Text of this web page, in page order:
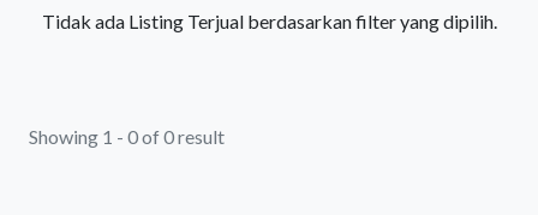
Tidak ada Listing Terjual berdasarkan filter yang dipilih.
Showing 1 - 0 of 0 result